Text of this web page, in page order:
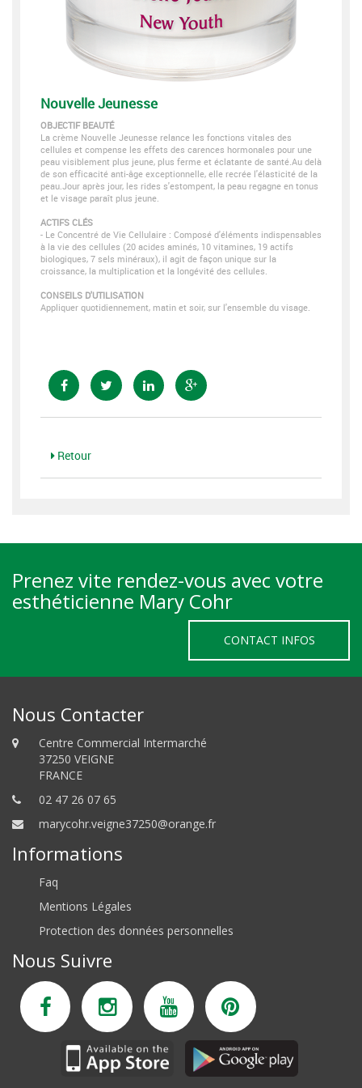
Nouvelle Jeunesse
OBJECTIF BEAUTÉ
La crème Nouvelle Jeunesse relance les fonctions vitales des
cellules et compense les effets des carences hormonales pour une
peau visiblement plus jeune, plus ferme et éclatante de santé.Au delà
de son efficacité anti-âge exceptionnelle, elle recrée l'élasticité de la
peau.Jour après jour, les rides s'estompent, la peau regagne en tonus
et le visage paraît plus jeune.
ACTIFS CLÉS
- Le Concentré de Vie Cellulaire : Composé d'éléments indispensables
à la vie des cellules (20 acides aminés, 10 vitamines, 19 actifs
biologiques, 7 sels minéraux), il agit de façon unique sur la
croissance, la multiplication et la longévité des cellules.
CONSEILS D'UTILISATION
Appliquer quotidiennement, matin et soir, sur l'ensemble du visage.
Retour
Prenez vite rendez-vous avec votre
esthéticienne Mary Cohr
CONTACT INFOS
Nous Contacter
Centre Commercial Intermarché
37250 VEIGNE
FRANCE
02 47 26 07 65
marycohr.veigne37250@orange.fr
Informations
Faq
Mentions Légales
Protection des données personnelles
Nous Suivre